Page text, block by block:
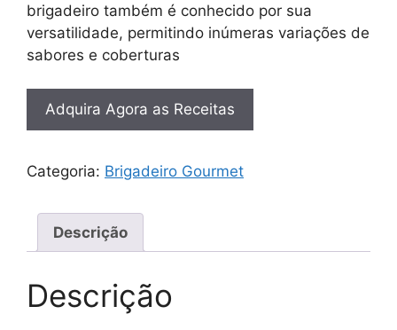
brigadeiro também é conhecido por sua
versatilidade, permitindo inúmeras variações de
sabores e coberturas
Adquira Agora as Receitas
Categoria: Brigadeiro Gourmet
Descrição
Descrição